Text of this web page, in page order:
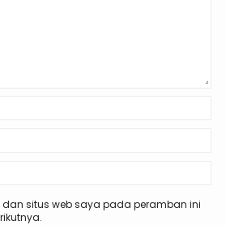
situs web saya pada peramban ini